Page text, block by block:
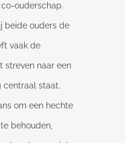
ouderschap.
beide ouders de
vaak de
streven naar een
centraal staat.
om een hechte
behouden,